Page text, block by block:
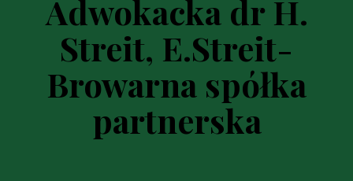
Adwokacka dr H.
Streit, E.Streit-
Browarna spółka
partnerska